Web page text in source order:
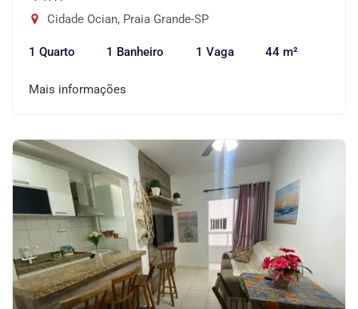
Cidade Ocian, Praia Grande-SP
1 Quarto 1 Banheiro 1 Vaga 44 m²
Mais informações